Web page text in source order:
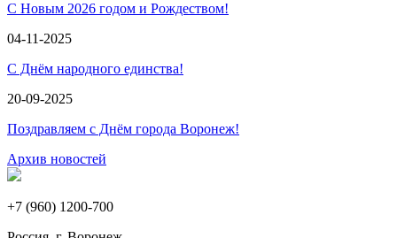
С Новым 2026 годом и Рождеством!
04-11-2025
С Днём народного единства!
20-09-2025
Поздравляем с Днём города Воронеж!
Архив новостей
+7 (960) 1200-700